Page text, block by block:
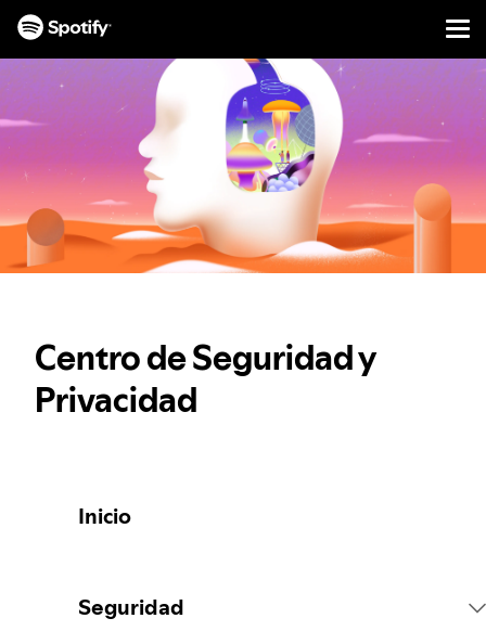
AL
CONTENIDO
Centro de Seguridad y
Privacidad
Inicio
Seguridad